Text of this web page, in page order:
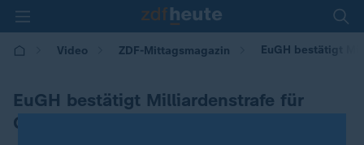
Video ZDF-Mittagsmagazin EuGH bestätigt
EuGH bestätigt Milliardenstrafe für
Google